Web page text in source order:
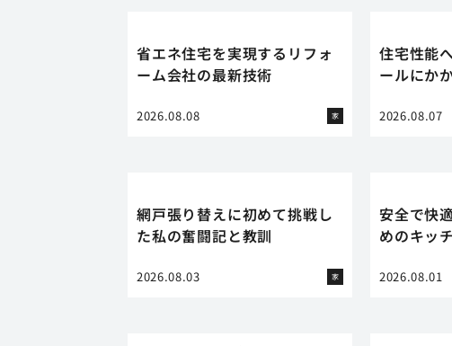
省エネ住宅を実現するリフォ
ーム会社の最新技術
2026.08.08 家
住宅性能
ールにか
2026.08.07
網戸張り替えに初めて挑戦し
た私の奮闘記と教訓
2026.08.03 家
安全で快
めのキッ
2026.08.01